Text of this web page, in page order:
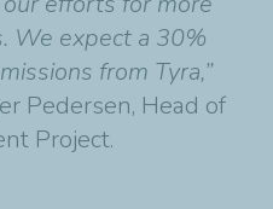
We expect a 30%
from Tyra,”
Pedersen, Head of
Project.